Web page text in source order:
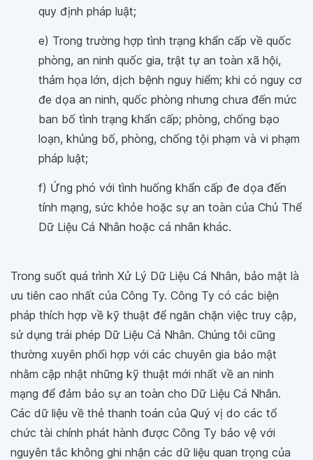
quy định pháp luật;
e) Trong trường hợp tình trạng khẩn cấp về quốc
phòng, an ninh quốc gia, trật tự an toàn xã hội,
thảm họa lớn, dịch bệnh nguy hiểm; khi có nguy cơ
đe dọa an ninh, quốc phòng nhưng chưa đến mức
ban bố tình trạng khẩn cấp; phòng, chống bạo
loạn, khủng bố, phòng, chống tội phạm và vi phạm
pháp luật;
f) Ứng phó với tình huống khẩn cấp đe dọa đến
tính mạng, sức khỏe hoặc sự an toàn của Chủ Thể
Dữ Liệu Cá Nhân hoặc cá nhân khác.
Trong suốt quá trình Xử Lý Dữ Liệu Cá Nhân, bảo mật là
ưu tiên cao nhất của Công Ty. Công Ty có các biện
pháp thích hợp về kỹ thuật để ngăn chặn việc truy cập,
sử dụng trái phép Dữ Liệu Cá Nhân. Chúng tôi cũng
thường xuyên phối hợp với các chuyên gia bảo mật
nhằm cập nhật những kỹ thuật mới nhất về an ninh
mạng để đảm bảo sự an toàn cho Dữ Liệu Cá Nhân.
Các dữ liệu về thẻ thanh toán của Quý vị do các tổ
chức tài chính phát hành được Công Ty bảo vệ với
nguyên tắc không ghi nhận các dữ liệu quan trọng của